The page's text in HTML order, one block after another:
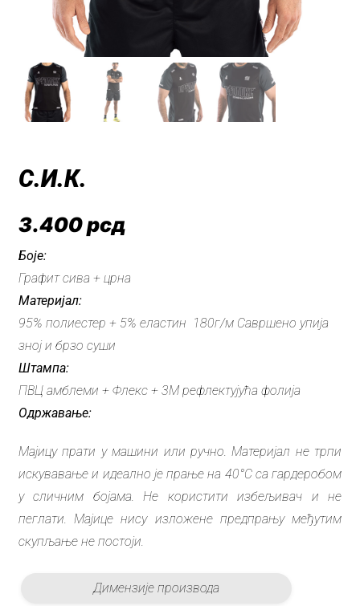
С.И.К.
3.400рсд
Боје:
Графит сива + црна
Материјал:
95% полиестер + 5% еластин 180г/м Савршено упија
зној и брзо суши
Штампа:
ПВЦ амблеми + Флекс + 3М рефлектујућа фолија
Одржавање:
Мајицу прати у машини или ручно. Материјал не трпи
искувавање и идеално је прање на 40°C са гардеробом
у сличним бојама. Не користити избељивач и не
пеглати. Мајице нису изложене предпрању међутим
скупљање не постоји.
Димензије производа